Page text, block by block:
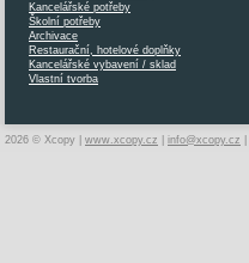
Kancelářské potřeby
Školní potřeby
Archivace
Restaurační, hotelové doplňky
Kancelářské vybavení / sklad
Vlastní tvorba
2026 © Xcopy | www.xcopy.cz info@xcopy.cz